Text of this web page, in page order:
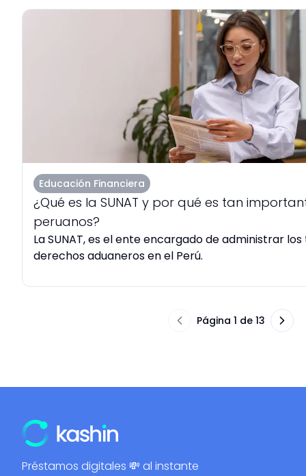
Educación Financiera
¿Qué es la SUNAT y por qué es tan
peruanos?
La SUNAT, es el ente encargado de administrar
derechos aduaneros en el Perú.
Página 1 de 13
Préstamos digitales 💸 al instante